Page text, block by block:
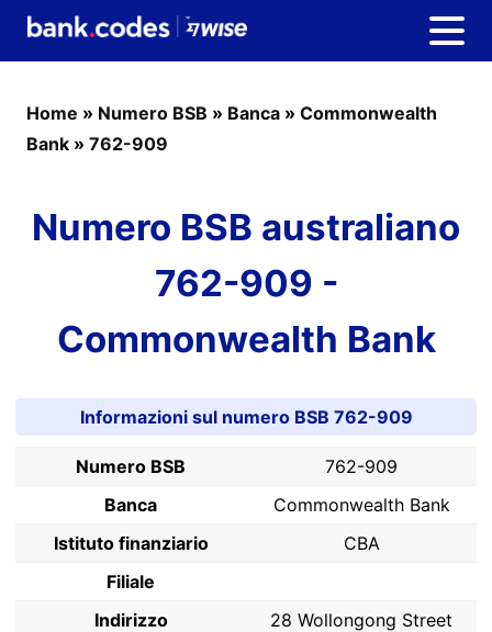
Home » Numero BSB » Banca » Commonwealth
Bank » 762-909
Numero BSB australiano
762-909 -
Commonwealth Bank
Informazioni sul numero BSB 762-909
Numero BSB
762-909
Banca
Commonwealth Bank
Istituto finanziario
CBA
Filiale
Indirizzo
28 Wollongong Street